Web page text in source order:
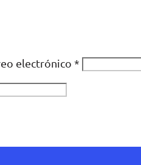
electrónico *